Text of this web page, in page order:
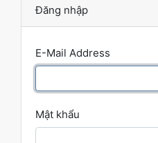
Đăng nhập
E-Mail Address
Mật khẩu